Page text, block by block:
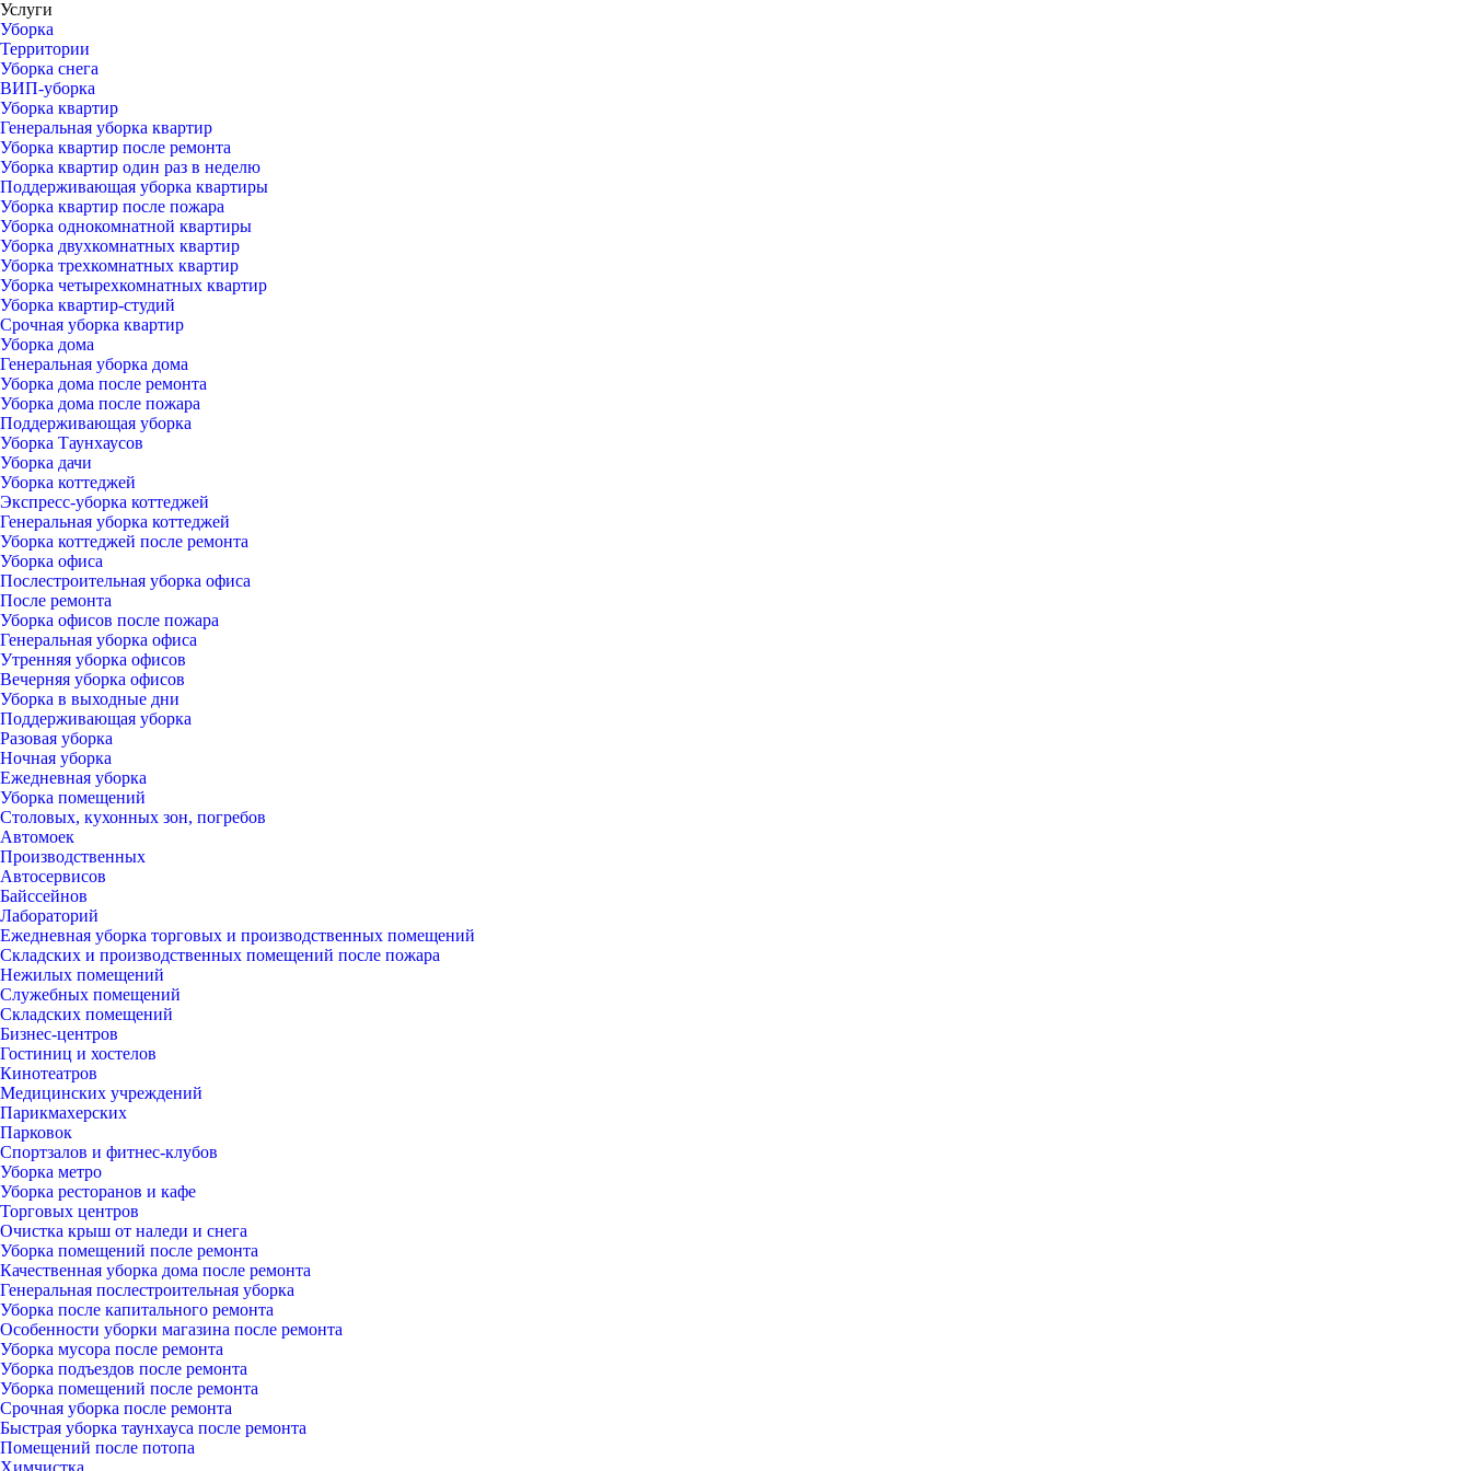
Услуги
Уборка
Территории
Уборка снега
ВИП-уборка
Уборка квартир
Генеральная уборка квартир
Уборка квартир после ремонта
Уборка квартир один раз в неделю
Поддерживающая уборка квартиры
Уборка квартир после пожара
Уборка однокомнатной квартиры
Уборка двухкомнатных квартир
Уборка трехкомнатных квартир
Уборка четырехкомнатных квартир
Уборка квартир-студий
Срочная уборка квартир
Уборка дома
Генеральная уборка дома
Уборка дома после ремонта
Уборка дома после пожара
Поддерживающая уборка
Уборка Таунхаусов
Уборка дачи
Уборка коттеджей
Экспресс-уборка коттеджей
Генеральная уборка коттеджей
Уборка коттеджей после ремонта
Уборка офиса
Послестроительная уборка офиса
После ремонта
Уборка офисов после пожара
Генеральная уборка офиса
Утренняя уборка офисов
Вечерняя уборка офисов
Уборка в выходные дни
Поддерживающая уборка
Разовая уборка
Ночная уборка
Ежедневная уборка
Уборка помещений
Столовых, кухонных зон, погребов
Автомоек
Производственных
Автосервисов
Байссейнов
Лабораторий
Ежедневная уборка торговых и производственных помещений
Складских и производственных помещений после пожара
Нежилых помещений
Служебных помещений
Складских помещений
Бизнес-центров
Гостиниц и хостелов
Кинотеатров
Медицинских учреждений
Парикмахерских
Парковок
Спортзалов и фитнес-клубов
Уборка метро
Уборка ресторанов и кафе
Торговых центров
Очистка крыш от наледи и снега
Уборка помещений после ремонта
Качественная уборка дома после ремонта
Генеральная послестроительная уборка
Уборка после капитального ремонта
Особенности уборки магазина после ремонта
Уборка мусора после ремонта
Уборка подъездов после ремонта
Уборка помещений после ремонта
Срочная уборка после ремонта
Быстрая уборка таунхауса после ремонта
Помещений после потопа
Химчистка